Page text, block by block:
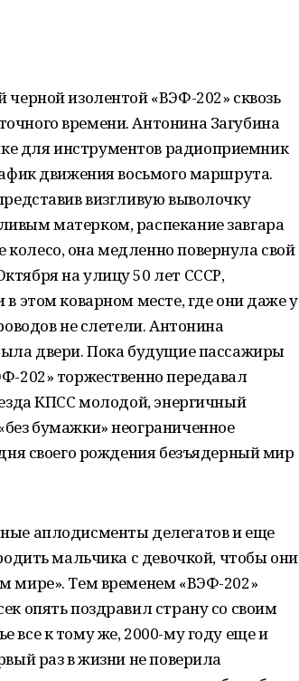
изолентой «ВЭФ-202» сквозь
времени. Антонина Загубина
для инструментов радиоприемник
движения восьмого маршрута.
визгливую выволочку
матерком, распекание завгара
она медленно повернула свой
на улицу 50 лет СССР,
этом коварном месте, где они даже у
не слетели. Антонина
двери. Пока будущие пассажиры
202» торжественно передавал
КПСС молодой, энергичный
бумажки» неограниченное
своего рождения безъядерный мир
аплодисменты делегатов и еще
мальчика с девочкой, чтобы они
мире». Тем временем «ВЭФ-202»
опять поздравил страну со своим
все к тому же, 2000-му году еще и
раз в жизни не поверила